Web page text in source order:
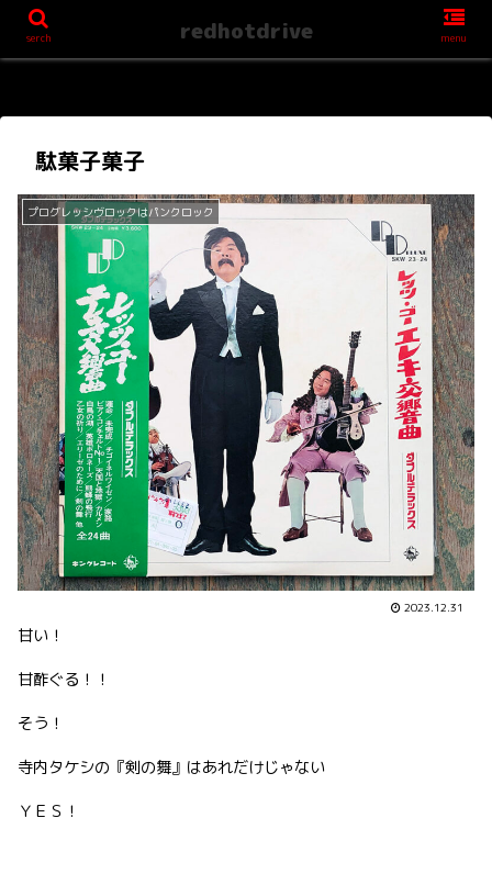
駄菓子菓子
プログレッシヴロックはパンクロック
2023.12.31
甘い！
甘酢ぐる！！
そう！
寺内タケシの『剣の舞』はあれだけじゃない
ＹＥＳ！
serch redhotdrive menu